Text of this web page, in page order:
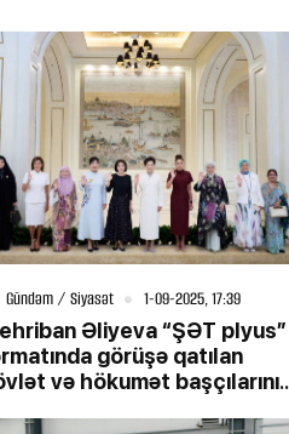
Gündəm / Siyasət 1-09-2025, 17:39
Əliyeva “ŞƏT plyus”
görüşə qatılan
və hökumət